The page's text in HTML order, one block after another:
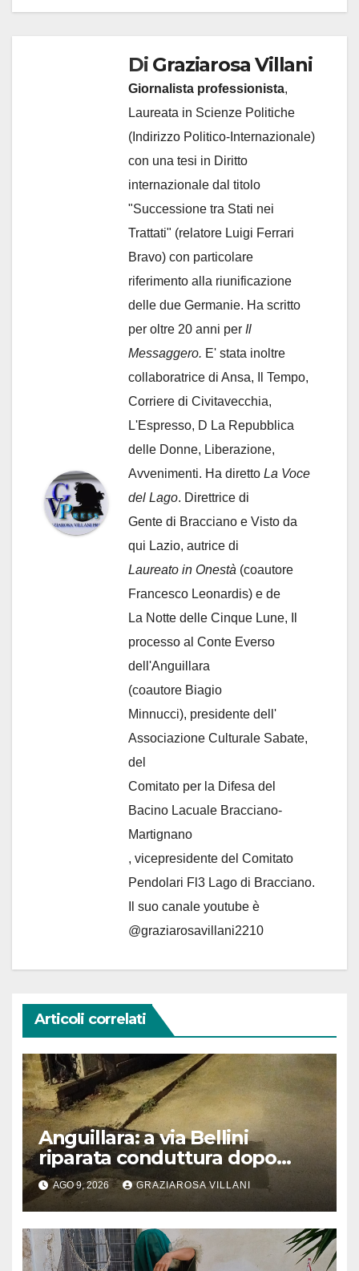
Di Graziarosa Villani
Giornalista professionista,
Laureata in Scienze Politiche
(Indirizzo Politico-Internazionale)
con una tesi in Diritto
internazionale dal titolo
"Successione tra Stati nei
Trattati" (relatore Luigi Ferrari
Bravo) con particolare
riferimento alla riunificazione
delle due Germanie. Ha scritto
per oltre 20 anni per Il
Messaggero. E' stata inoltre
collaboratrice di Ansa, Il Tempo,
Corriere di Civitavecchia,
L'Espresso, D La Repubblica
delle Donne, Liberazione,
Avvenimenti. Ha diretto La Voce
del Lago. Direttrice di
Gente di Bracciano e Visto da
qui Lazio, autrice di
Laureato in Onestà (coautore
Francesco Leonardis) e de
La Notte delle Cinque Lune, Il
processo al Conte Everso
dell'Anguillara
(coautore Biagio
Minnucci), presidente dell'
Associazione Culturale Sabate,
del
Comitato per la Difesa del
Bacino Lacuale Bracciano-
Martignano
, vicepresidente del Comitato
Pendolari Fl3 Lago di Bracciano.
Il suo canale youtube è
@graziarosavillani2210
Articoli correlati
Anguillara: a via Bellini
riparata conduttura dopo
segnalazione IdD
AGO 9, 2026 GRAZIAROSA VILLANI